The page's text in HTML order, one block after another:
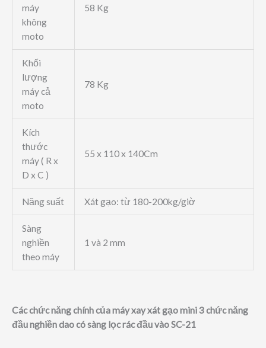
máy
không
moto
58 Kg
Khối
lượng
máy cả
moto
78 Kg
Kích
thước
máy ( R x
D x C )
55 x 110 x 140Cm
Năng suất Xát gạo: từ 180-200kg/giờ
Sàng
nghiền
theo máy
1 và 2 mm
Các chức năng chính của máy xay xát gạomini3 chức năng
đầu nghiền dao có sàng lọc rác đầu vào SC-21